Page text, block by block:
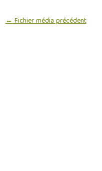
←Fichier média précédent